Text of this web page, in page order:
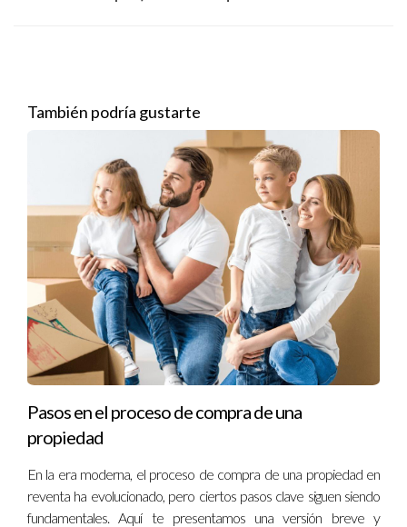
También podría gustarte
Pasos en el proceso de compra de una
propiedad
En la era moderna, el proceso de compra de una propiedad en
reventa ha evolucionado, pero ciertos pasos clave siguen siendo
fundamentales. Aquí te presentamos una versión breve y